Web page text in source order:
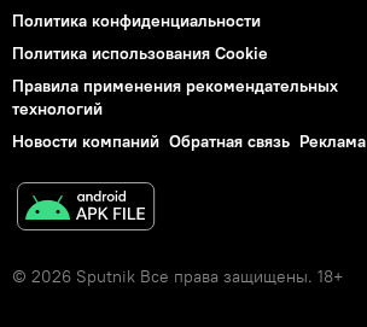
Политика конфиденциальности
Политика использования Cookie
Правила применения рекомендательных
технологий
Новости компаний Обратная связь Реклама
© 2026 Sputnik Все права защищены. 18+